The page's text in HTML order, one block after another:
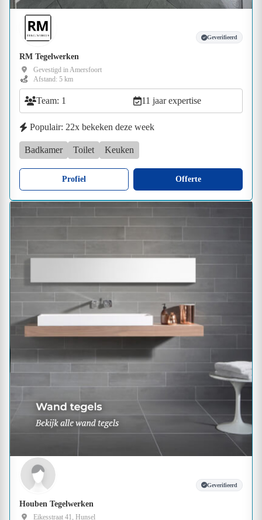
Geverifieerd
RM Tegelwerken
Gevestigd in Amersfoort
Afstand: 5 km
Team: 1 11 jaar expertise
Populair: 22x bekeken deze week
Badkamer Toilet Keuken
Profiel Offerte
Geverifieerd
Houben Tegelwerken
Eikesstraat 41, Hunsel